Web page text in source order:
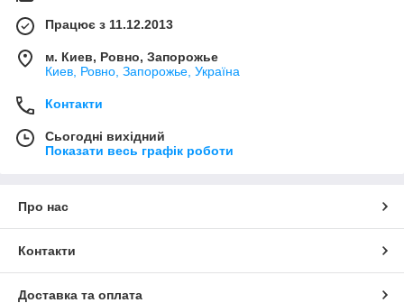
Працює з 11.12.2013
м. Киев, Ровно, Запорожье
Киев, Ровно, Запорожье, Україна
Контакти
Сьогодні вихідний
Показати весь графік роботи
Про нас
Контакти
Доставка та оплата